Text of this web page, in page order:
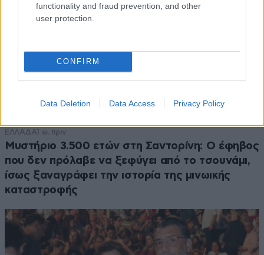
functionality and fraud prevention, and other
user protection.
CONFIRM
Data Deletion Data Access Privacy Policy
ΕΛΛΑΔΑ1 ω. πριν
Μυστήριο 3.500 ετών στη Σαντορίνη: Ο έφηβος
που δεν πρόλαβε να ξεφύγει από το τσουνάμι,
ίσως ξαναγράφει την ιστορία της μινωικής
καταστροφής